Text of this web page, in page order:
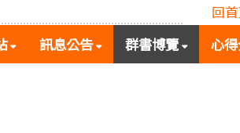
回
(按
空
訊息公告(按
空
群書博覽(按
空
心